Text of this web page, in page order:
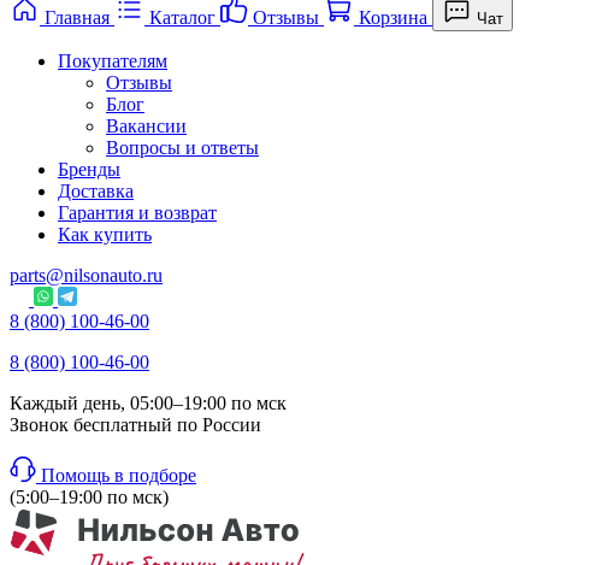
Главная Каталог Отзывы Корзина Чат
Покупателям
Отзывы
Блог
Вакансии
Вопросы и ответы
Бренды
Доставка
Гарантия и возврат
Как купить
parts@nilsonauto.ru
8 (800) 100-46-00
8 (800) 100-46-00
Каждый день, 05:00–19:00 по мск
Звонок бесплатный по России
Помощь в подборе
(5:00–19:00 по мск)